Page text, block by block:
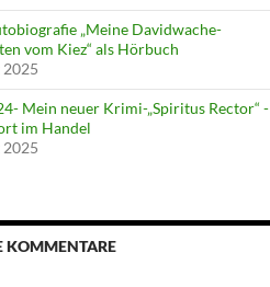
„Meine Davidwache-
vom Kiez“ als Hörbuch
2025
Mein neuer Krimi-„Spiritus Rector“ -
im Handel
2025
KOMMENTARE